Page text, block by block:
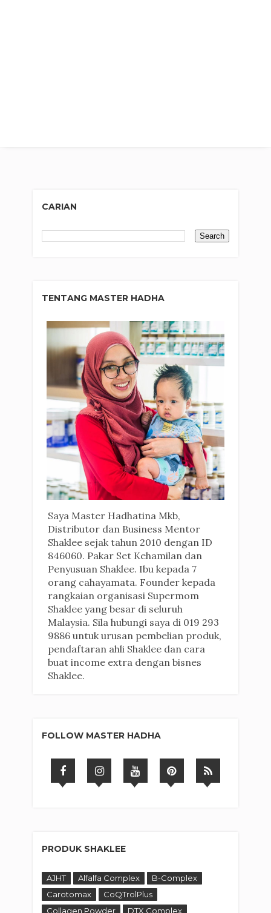
CARIAN
TENTANG MASTER HADHA
Saya Master Hadhatina Mkb,
Distributor dan Business Mentor
Shaklee sejak tahun 2010 dengan ID
846060. Pakar Set Kehamilan dan
Penyusuan Shaklee. Ibu kepada 7
orang cahayamata. Founder kepada
rangkaian organisasi Supermom
Shaklee yang besar di seluruh
Malaysia. Sila hubungi saya di 019 293
9886 untuk urusan pembelian produk,
pendaftaran ahli Shaklee dan cara
buat income extra dengan bisnes
Shaklee.
FOLLOW MASTER HADHA
PRODUK SHAKLEE
AJHT Alfalfa Complex
B-Complex
Carotomax
CoQTrolPlus
Collagen Powder
DTX Complex